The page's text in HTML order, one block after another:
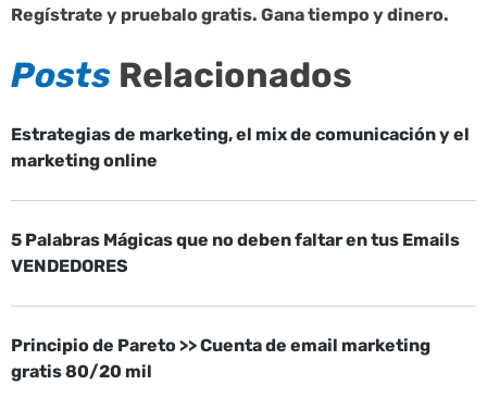
Regístrate y pruebalo gratis. Gana tiempo y dinero.
Posts Relacionados
Estrategias de marketing, el mix de comunicación y el
marketing online
5 Palabras Mágicas que no deben faltar en tus Emails
VENDEDORES
Principio de Pareto >> Cuenta de email marketing
gratis 80/20 mil